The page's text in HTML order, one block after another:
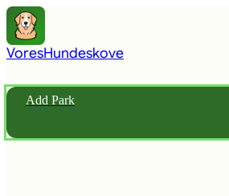
VoresHundeskove
Add Park